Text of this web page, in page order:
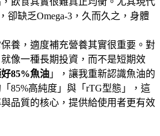
卻缺乏Omega-3，久而久之，身體
養，適度補充營養其實很重要。對
像一種長期投資，而不是短期效
85%魚油 」，讓我重新認識魚油的
85%高純度」與「rTG型態」，這
品質的核心，提供給使用者更有效